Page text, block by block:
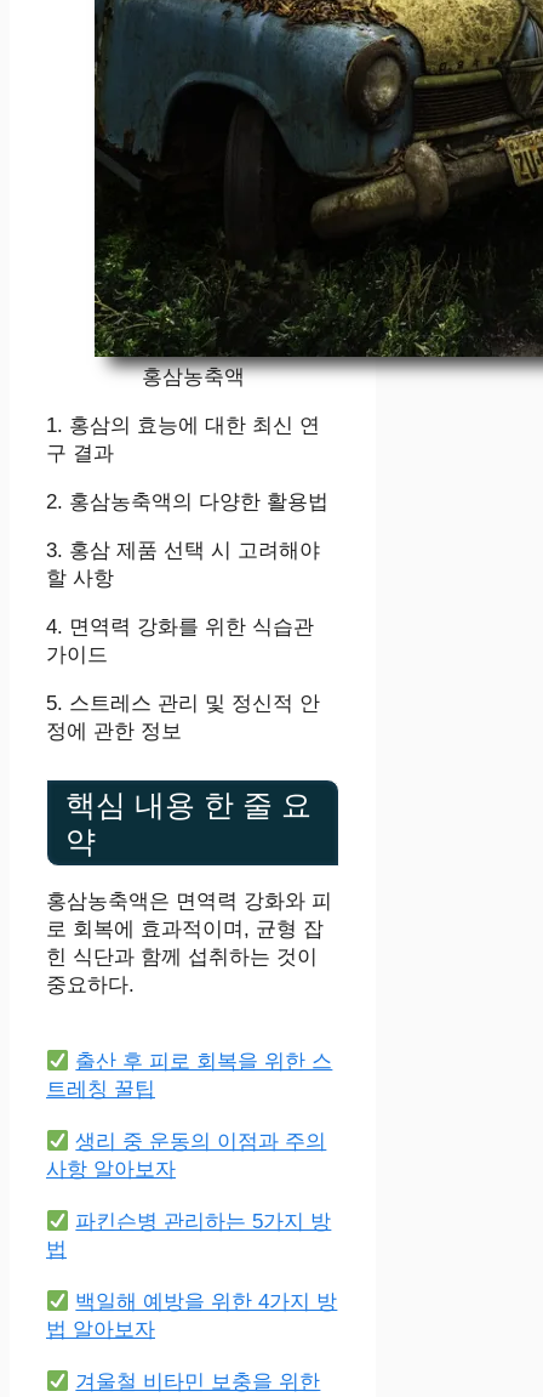
홍삼농축액
1. 홍삼의 효능에 대한 최신 연
구 결과
2. 홍삼농축액의 다양한 활용법
3. 홍삼 제품 선택 시 고려해야
할 사항
4. 면역력 강화를 위한 식습관
가이드
5. 스트레스 관리 및 정신적 안
정에 관한 정보
핵심 내용 한 줄 요
약
홍삼농축액은 면역력 강화와 피
로 회복에 효과적이며, 균형 잡
힌 식단과 함께 섭취하는 것이
중요하다.
출산 후 피로 회복을 위한 스
트레칭 꿀팁
생리 중 운동의 이점과 주의
사항 알아보자
파킨슨병 관리하는 5가지 방
법
백일해 예방을 위한 4가지 방
법 알아보자
겨울철 비타민 보충을 위한